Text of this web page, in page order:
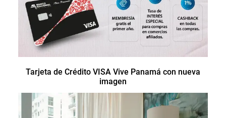
Tarjeta de Crédito VISA Vive Panamá con nueva
imagen